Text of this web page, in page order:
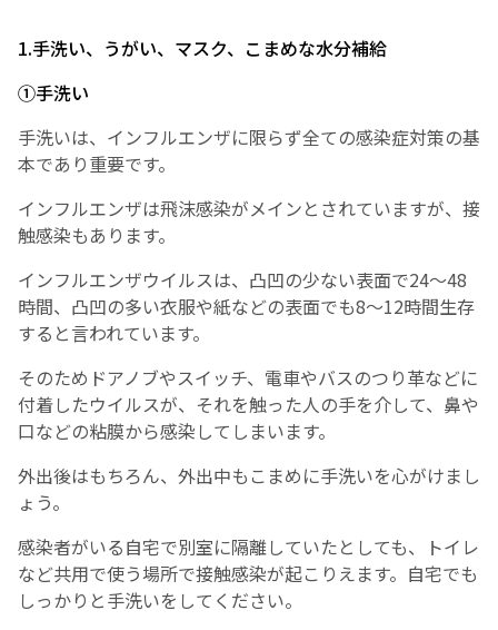
1.手洗い、うがい、マスク、こまめな水分補給
①手洗い
手洗いは、インフルエンザに限らず全ての感染症対策の基
本であり重要です。
インフルエンザは飛沫感染がメインとされていますが、接
触感染もあります。
インフルエンザウイルスは、凸凹の少ない表面で24〜48
時間、凸凹の多い衣服や紙などの表面でも8〜12時間生存
すると言われています。
そのためドアノブやスイッチ、電車やバスのつり革などに
付着したウイルスが、それを触った人の手を介して、鼻や
口などの粘膜から感染してしまいます。
外出後はもちろん、外出中もこまめに手洗いを心がけまし
ょう。
感染者がいる自宅で別室に隔離していたとしても、トイレ
など共用で使う場所で接触感染が起こりえます。自宅でも
しっかりと手洗いをしてください。